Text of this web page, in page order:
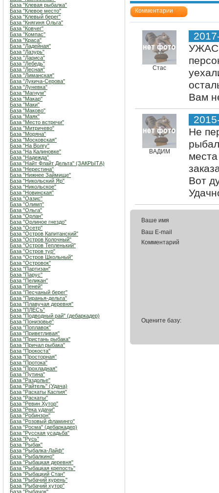
База "Клевая рыбалка"
База "Клевое место"
База "Клевый берег"
База "Княгиня Ольга"
База "Ковчег"
База "Компас"
База "Краса"
База "Ладейная"
База "Лазурь"
База "Лариса"
База "Лебедь"
База "Лесная"
База "Лиманская"
База "Лукича-Серова"
База "Луневка"
База "Магнум"
База "Макар"
База "Маки"
База "Маково"
База "Маяк"
База "Место встречи"
База "Митричево"
База "Моряна"
База "Московская"
База "На Волгу"
База "На Калиновке"
База "Надежда"
База "Найт Флайт Дельта" (ЗАКРЫТА)
База "Нерестина"
База "Нижнее Займище"
База "Никольский Яр"
База "Никольское"
База "Новинская"
База "Оазис"
База "Олимп"
База "Ольга"
База "Орлан"
База "Орлиное гнездо"
База "Осетр"
База "Остров Капитанский"
База "Остров Колочный"
База "Остров Тепленький"
База "Остров тур"
База "Остров Школьный"
База "Островок"
База "Партизан"
База "Парус"
База "Пеликан"
База "Пеней"
База "Песчаный берег"
База "Пиранья-дельта"
База "Плавучая деревня"
База "ПЛЕСъ"
База "Подводный рай" (дебаркадер)
База "Понизовье"
База "Поплавок"
База "Приветливая"
База "Пристань рыбака"
База "Причал рыбака"
База "Прокоста"
База "Просторная"
База "Протока"
База "Прохладная"
База "Путина"
База "Раздолье"
База "Райтель" (Удача)
База "Раскаты Каспия"
База "Раскаты"
База "Ревин Хутор"
База "Река удачи"
База "Робинзон"
База "Розовый фламинго"
База "Росма" (дебаркадер)
База "Русская усадьба"
База "Русь"
База "Рыбак"
База "Рыбалка-Лайф"
База "Рыбалкино"
База "Рыбацкая деревня"
База "Рыбацкая крепость"
База "Рыбацкий Стан"
База "Рыбачий курень"
База "Рыбачий хутор"
База "Рыбачок"
Комментарии
Стас
Вам
ВАДИМ
Не
Вот
Ваше имя
Ваш E-mail
Комментарий
Оцените базу: